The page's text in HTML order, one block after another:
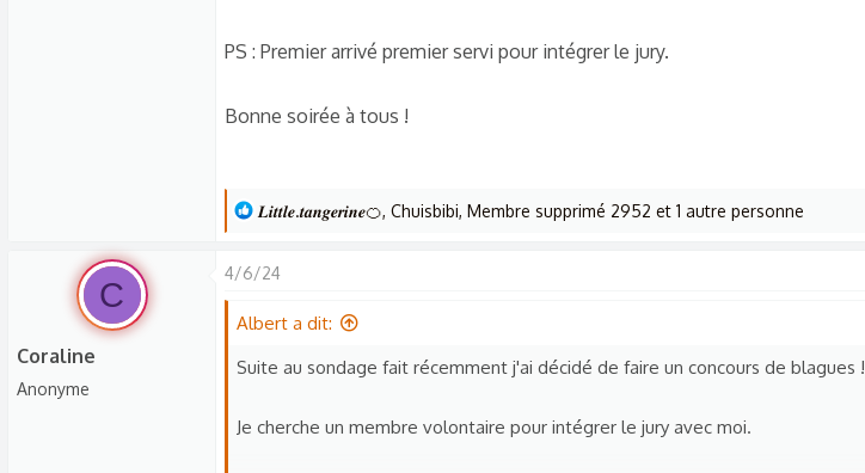
PS : Premier arrivé premier servi pour intégrer le jury.
Bonne soirée à tous !
L
s
é
c
i
𝑳𝒊𝒕𝒕𝒍𝒆.𝒕𝒂𝒏𝒈𝒆𝒓𝒊𝒏𝒆🍊, Chuisbibi, Membre supprimé 2952 et 1 autre personne
C
Coraline
Anonyme
4/6/24
Albert a dit:
Suite au sondage fait récemment j'ai décidé de faire un concours de blagues !
Je cherche un membre volontaire pour intégrer le jury avec moi.